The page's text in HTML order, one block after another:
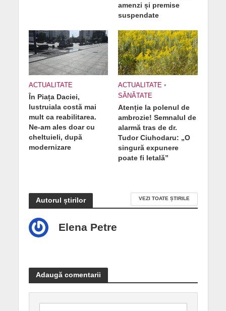
amenzi și premise
suspendate
ACTUALITATE
În Piața Daciei,
lustruiala costă mai
mult ca reabilitarea.
Ne-am ales doar cu
cheltuieli, după
modernizare
ACTUALITATE •
SĂNĂTATE
Atenție la polenul de
ambrozie! Semnalul de
alarmă tras de dr.
Tudor Ciuhodaru: „O
singură expunere
poate fi letală”
Autorul știrilor VEZI TOATE ȘTIRILE
Elena Petre
Adaugă comentarii